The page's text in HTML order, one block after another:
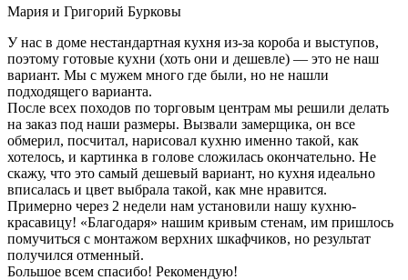
Мария и Григорий Бурковы
У нас в доме нестандартная кухня из-за короба и выступов,
поэтому готовые кухни (хоть они и дешевле) — это не наш
вариант. Мы с мужем много где были, но не нашли
подходящего варианта.
После всех походов по торговым центрам мы решили делать
на заказ под наши размеры. Вызвали замерщика, он все
обмерил, посчитал, нарисовал кухню именно такой, как
хотелось, и картинка в голове сложилась окончательно. Не
скажу, что это самый дешевый вариант, но кухня идеально
вписалась и цвет выбрала такой, как мне нравится.
Примерно через 2 недели нам установили нашу кухню-
красавицу! «Благодаря» нашим кривым стенам, им пришлось
помучиться с монтажом верхних шкафчиков, но результат
получился отменный.
Большое всем спасибо! Рекомендую!